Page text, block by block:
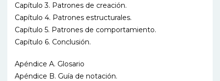
Capítulo 3. Patrones de creación.
Capítulo 4. Patrones estructurales.
Capítulo 5. Patrones de comportamiento.
Capítulo 6. Conclusión.
Apéndice A. Glosario
Apéndice B. Guía de notación.